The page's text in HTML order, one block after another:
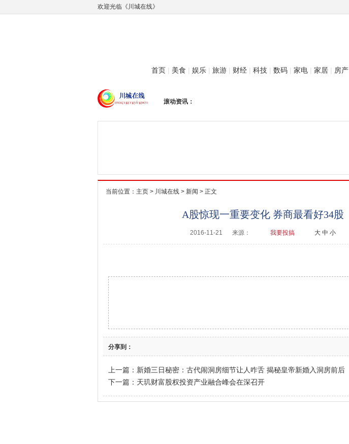
欢迎光临《川城在线》
首页 | 美食 | 娱乐 | 旅游 | 财经 | 科技 | 数码 | 家电 | 家居 | 房产
滚动资讯：
当前位置： 主页 > 川城在线 > 新闻 > 正文
A股惊现一重要变化 券商最看好34股
2016-11-21 来源： 我要投搞 大 中 小
分享到：
上一篇： 新婚三日秘密：古代闹洞房细节让人咋舌 揭秘皇帝新婚入洞房前后
下一篇： 天玑财富股权投资产业融合峰会在深召开